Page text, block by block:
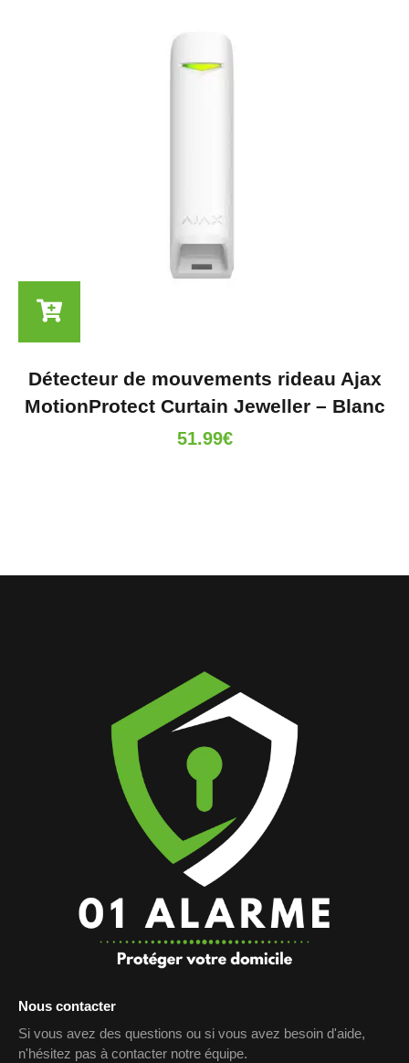
Détecteur de mouvements rideau Ajax
MotionProtect Curtain Jeweller – Blanc
51.99€
Nous contacter
Si vous avez des questions ou si vous avez besoin d'aide,
n'hésitez pas à contacter notre équipe.